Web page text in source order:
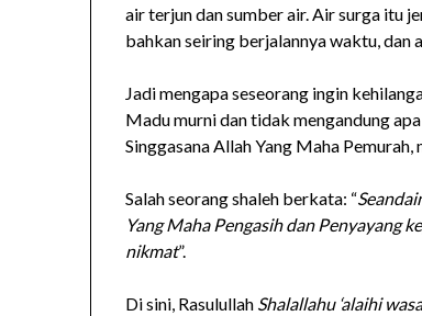
air terjun dan sumber air. Air surga itu
bahkan seiring berjalannya waktu,
Jadi mengapa seseorang ingin
Madu murni dan tidak mengandung
Singgasana Allah Yang Maha
Salah seorang shaleh berkata: “
Yang Maha Pengasih dan Penyayang
nikmat”.
Di sini, Rasulullah Shalallahu ‘alaihi